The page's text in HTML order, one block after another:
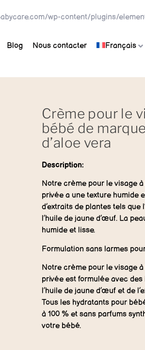
wp-content/plugins/
Blog Nous contacter Français
Crème pour le
bébé de
d’aloe vera
Description:
Notre crème pour le visage
privée a une texture humide
d’extraits de plantes tels que
l’huile de jaune d’œuf. La
humide et lisse.
Formulation sans larmes
Notre crème pour le visage
privée est formulée avec
l’huile de jaune d’œuf et de
Tous les hydratants pour
à 100 % et sans parfums
votre bébé.